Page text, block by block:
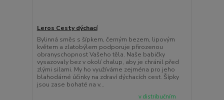
Leros Cesty dýchací
Bylinná směs s šípkem, černým bezem, lipovým
květem a zlatobýlem podporuje přirozenou
obranyschopnost Vašeho těla. Naše babičky
vysazovaly bez v okolí chalup, aby je chránil před
zlými silami. My ho využíváme zejména pro jeho
blahodárné účinky na zdraví dýchacích cest. Šípky
jsou zase bohaté na v...
v distribučním